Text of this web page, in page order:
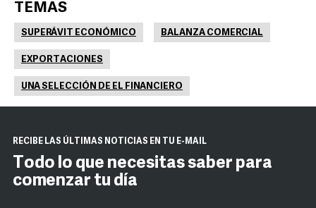
TEMAS
SUPERÁVIT ECONÓMICO BALANZA COMERCIAL
EXPORTACIONES
UNA SELECCIÓN DE EL FINANCIERO
RECIBE LAS ÚLTIMAS NOTICIAS EN TU E-MAIL
Todo lo que necesitas saber para
comenzar tu día